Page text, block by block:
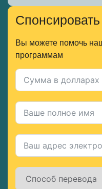
Спонсировать
Вы можете помочь
программам